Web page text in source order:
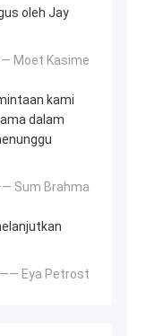
oleh Jay
Moet Kasime
kami
dalam
Sum Brahma
—— Eya Petrost